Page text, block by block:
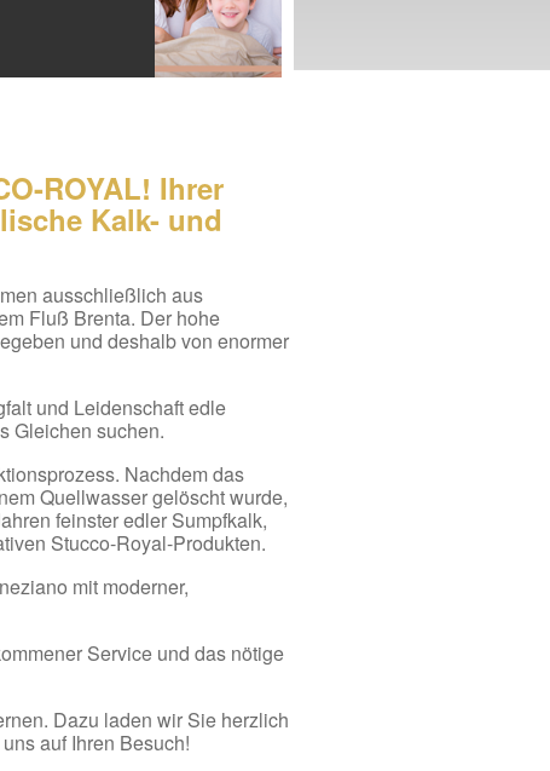
ROYAL! Ihrer
Kalk- und
ausschließlich aus
Fluß Brenta. Der hohe
und deshalb von enormer
und Leidenschaft edle
Gleichen suchen.
Nachdem das
Quellwasser gelöscht wurde,
feinster edler Sumpfkalk,
Stucco-Royal-Produkten.
mit moderner,
Service und das nötige
Dazu laden wir Sie herzlich
auf Ihren Besuch!